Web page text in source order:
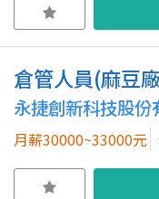
倉管人員(麻豆
永捷創新科技股份
月薪30000~33000元